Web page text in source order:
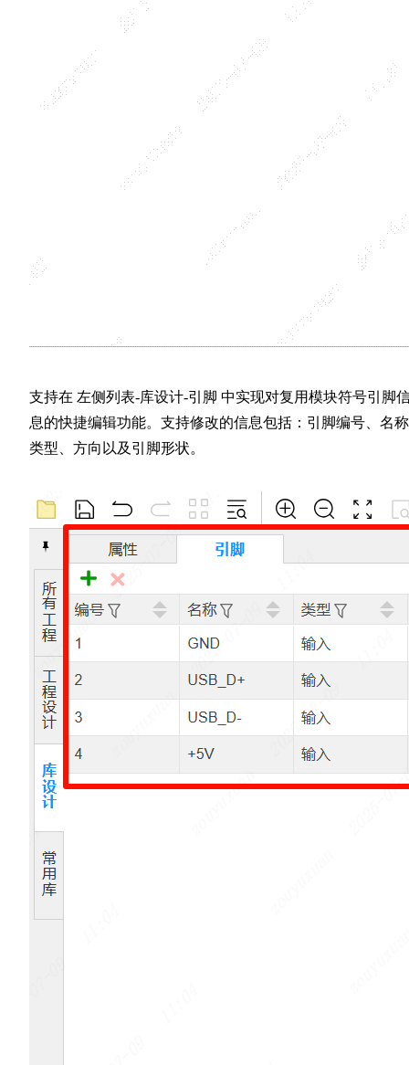
支持在 左侧列表-库设计-引脚 中实现对复用模块符号引脚
息的快捷编辑功能。支持修改的信息包括：引脚编号、名
类型、方向以及引脚形状。